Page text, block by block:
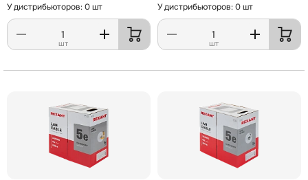
У дистрибьюторов: 0 шт
шт
У дистрибьюторов: 0 шт
шт